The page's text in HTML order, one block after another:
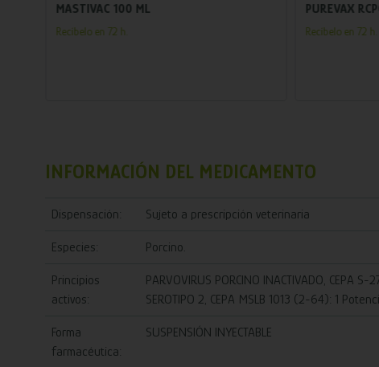
MASTIVAC 100 ML
Recíbelo en 72 h.
PUREVAX
Recíbelo en 72 h.
INFORMACIÓN DEL MEDICAMENTO
Dispensación: Sujeto a prescripción veterinaria
Especies: Porcino.
Principios
activos:
PARVOVIRUS PORCINO INACTIVADO, CEPA S-
SEROTIPO 2, CEPA MSLB 1013 (2-64): 1
Forma
farmacéutica:
SUSPENSIÓN INYECTABLE